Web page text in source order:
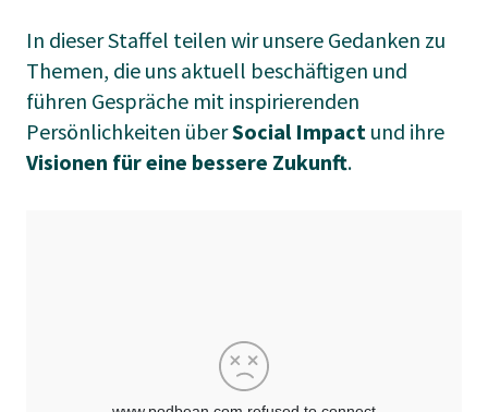
In dieser Staffel teilen wir unsere Gedanken zu
Themen, die uns aktuell beschäftigen und
führen Gespräche mit inspirierenden
Persönlichkeiten überSocial Impact und ihre
Visionen für eine bessere Zukunft.